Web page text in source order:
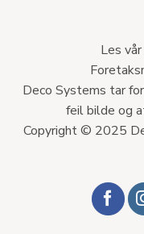
Les
Deco Systems tar
feil bilde og
Copyright © 2025